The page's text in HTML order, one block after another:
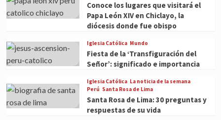
Conoce los lugares que visitará el
Papa León XIV en Chiclayo, la
diócesis donde fue obispo
Iglesia Católica Mundo
Fiesta de la ‘Transfiguración del
Señor’: significado e importancia
Iglesia Católica La noticia de la semana
Perú Santa Rosa de Lima
Santa Rosa de Lima: 30 preguntas y
respuestas de su vida